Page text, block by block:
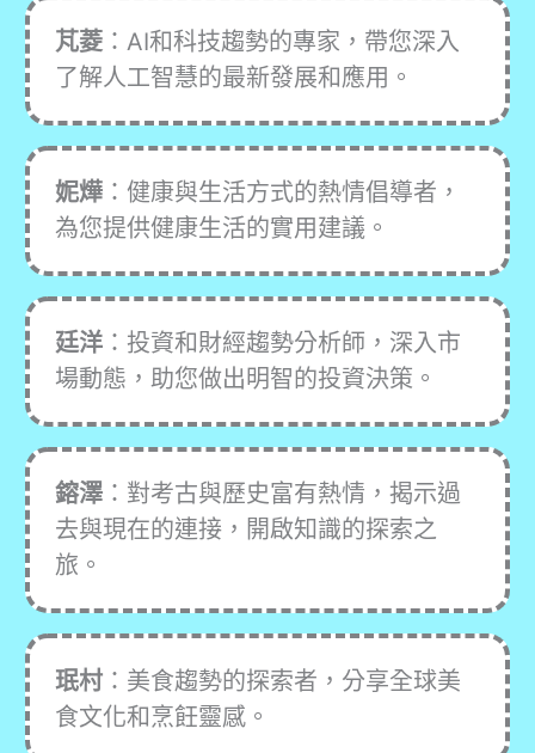
芃菱：AI和科技趨勢的專家，帶您深入
了解人工智慧的最新發展和應用。
妮燁：健康與生活方式的熱情倡導者，
為您提供健康生活的實用建議。
廷洋：投資和財經趨勢分析師，深入市
場動態，助您做出明智的投資決策。
鎔澤：對考古與歷史富有熱情，揭示過
去與現在的連接，開啟知識的探索之
旅。
珉村：美食趨勢的探索者，分享全球美
食文化和烹飪靈感。